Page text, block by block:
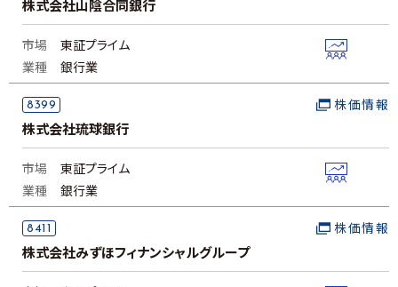
株式会社山陰合同銀行
市場
東証プライム
業種
銀行業
8399
株式会社琉球銀行
株価情報
市場
東証プライム
業種
銀行業
8411
株式会社みずほフィナンシャルグループ
株価情報